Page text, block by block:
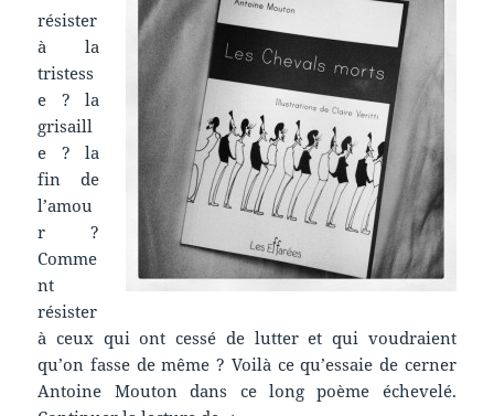
résister
à la
tristess
e ? la
grisaill
e ? la
fin de
l’amou
r ?
Comme
nt
résister
à ceux qui ont cessé de lutter et qui voudraient
qu’on fasse de même ? Voilà ce qu’essaie de cerner
Antoine Mouton dans ce long poème échevelé.